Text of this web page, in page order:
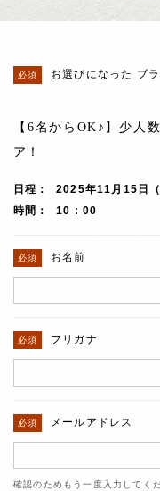
お選びになった ブ
【6名からOK♪】少人
ア！
日程
2025年11月15日（
時間
10 : 00
お名前
フリガナ
メールアドレス
確認のためもう一度入力してく